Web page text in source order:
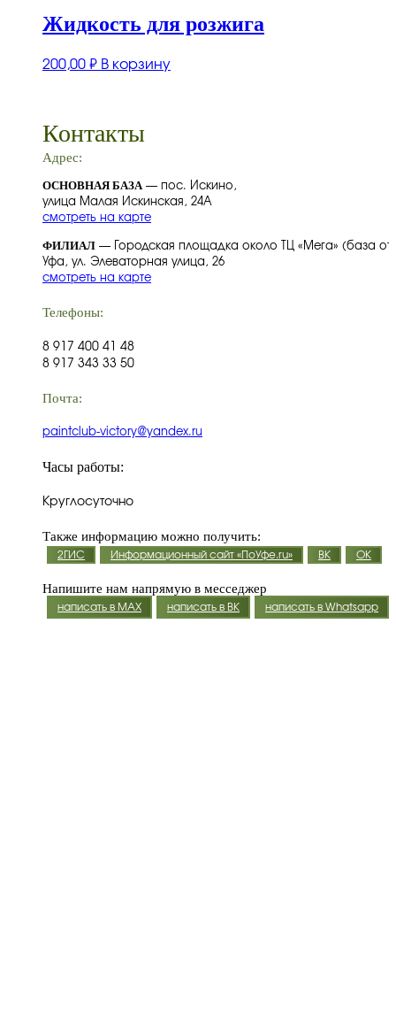
Жидкость для розжига
200,00 ₽ В корзину
Контакты
Адрес:
ОСНОВНАЯ БАЗА— пос. Искино,
улица Малая Искинская, 24А
смотреть на карте
ФИЛИАЛ — Городская площадка около ТЦ «Мега» (база
Уфа, ул. Элеваторная улица, 26
смотреть на карте
Телефоны:
8 917 400 41 48
8 917 343 33 50
Почта:
paintclub-victory@yandex.ru
Часы работы:
Круглосуточно
Также информацию можно получить:
2ГИС Информационный сайт «ПоУфе.ru» ВК ОК
Напишите нам напрямую в месседжер
написать в MAX написать в ВК написать в Whatsapp